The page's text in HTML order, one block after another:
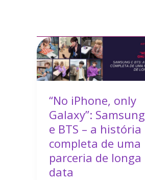
“No iPhone, only
Galaxy”: Samsung
e BTS – a história
completa de uma
parceria de longa
data